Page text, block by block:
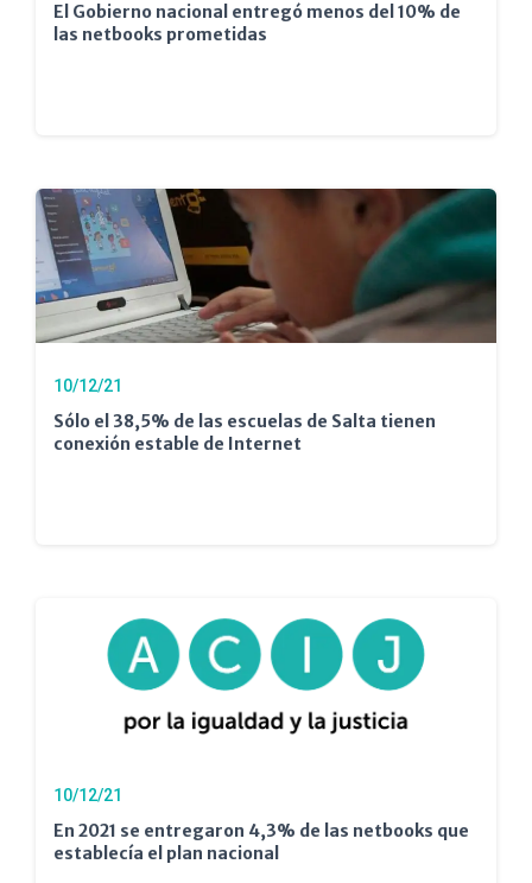
El Gobierno nacional entregó menos del 10% de
las netbooks prometidas
10/12/21
Sólo el 38,5% de las escuelas de Salta tienen
conexión estable de Internet
10/12/21
En 2021 se entregaron 4,3% de las netbooks que
establecía el plan nacional